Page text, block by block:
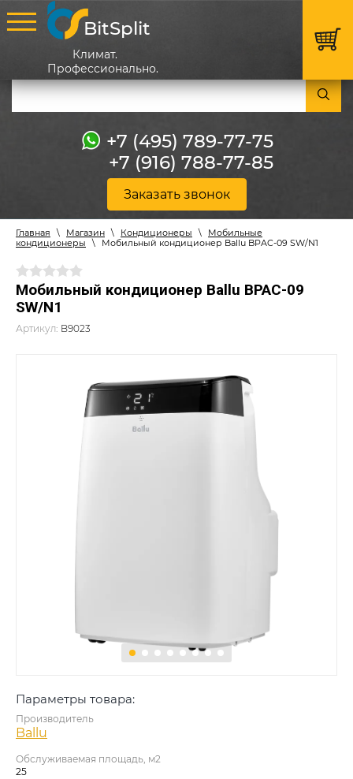
BitSplit
Климат.
Профессионально.
+7 (495) 789-77-75
+7 (916) 788-77-85
Заказать звонок
Главная \ Магазин \ Кондиционеры \
Мобильные
кондиционеры
\ Мобильный кондиционер Ballu BPAC-09 SW/N1
Мобильный кондиционер Ballu BPAC-09
SW/N1
Артикул: B9023
Параметры товара:
Производитель
Ballu
Обслуживаемая площадь, м2
25